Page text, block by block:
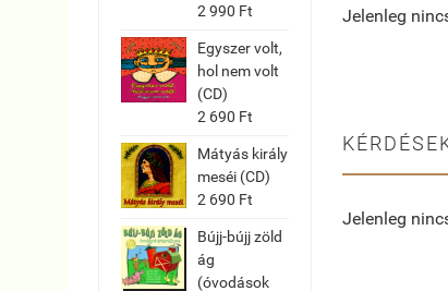
2 990 Ft
Egyszer volt,
hol nem volt
(CD)
2 690 Ft
Mátyás király
meséi (CD)
2 690 Ft
Bújj-bújj zöld
ág
(óvodások
Jelenleg
Jelenleg